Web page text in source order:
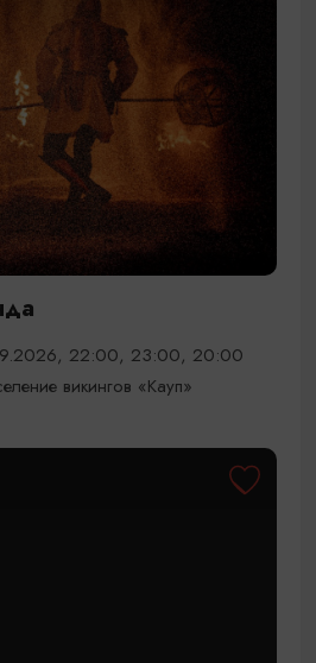
22:00, 23:00, 20:00
викингов «Кауп»